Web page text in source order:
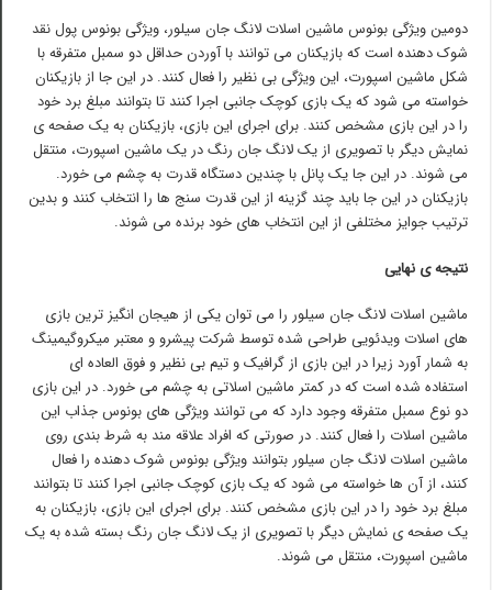
دومین ویژگی بونوس ماشین اسلات لانگ جان سیلور، ویژگی بونوس پول نقد
شوک دهنده است که بازیکنان می توانند با آوردن حداقل دو سمبل متفرقه با
شکل ماشین اسپورت، این ویژگی بی نظیر را فعال کنند. در این جا از بازیکنان
خواسته می شود که یک بازی کوچک جانبی اجرا کنند تا بتوانند مبلغ برد خود
را در این بازی مشخص کنند. برای اجرای این بازی، بازیکنان به یک صفحه ی
نمایش دیگر با تصویری از یک لانگ جان رنگ در یک ماشین اسپورت، منتقل
می شوند. در این جا یک پانل با چندین دستگاه قدرت به چشم می خورد.
بازیکنان در این جا باید چند گزینه از این قدرت سنج ها را انتخاب کنند و بدین
ترتیب جوایز مختلفی از این انتخاب های خود برنده می شوند.
نتیجه ی نهایی
ماشین اسلات لانگ جان سیلور را می توان یکی از هیجان انگیز ترین بازی
های اسلات ویدئویی طراحی شده توسط شرکت پیشرو و معتبر میکروگیمینگ
به شمار آورد زیرا در این بازی از گرافیک و تیم بی نظیر و فوق العاده ای
استفاده شده است که در کمتر ماشین اسلاتی به چشم می خورد. در این بازی
دو نوع سمبل متفرقه وجود دارد که می توانند ویژگی های بونوس جذاب این
ماشین اسلات را فعال کنند. در صورتی که افراد علاقه مند به شرط بندی روی
ماشین اسلات لانگ جان سیلور بتوانند ویژگی بونوس شوک دهنده را فعال
کنند، از آن ها خواسته می شود که یک بازی کوچک جانبی اجرا کنند تا بتوانند
مبلغ برد خود را در این بازی مشخص کنند. برای اجرای این بازی، بازیکنان به
یک صفحه ی نمایش دیگر با تصویری از یک لانگ جان رنگ بسته شده به یک
ماشین اسپورت، منتقل می شوند.